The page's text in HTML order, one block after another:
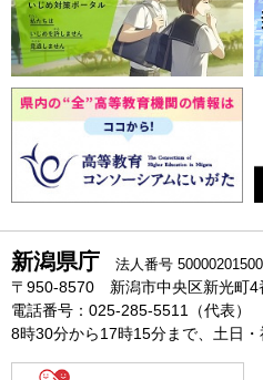
新潟県庁 法人番号
〒950-8570 新潟市中央区新光町4
電話番号：025-285-5511（代表）
8時30分から17時15分まで、土日・